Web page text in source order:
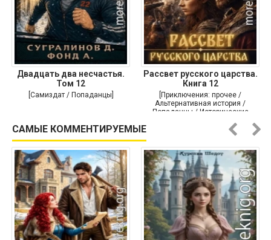
Двадцать два несчастья.
Том 12
[Самиздат / Попаданцы]
Рассвет русского царства.
Книга 12
[Приключения: прочее /
Альтернативная история /
Попаданцы / Исторические
САМЫЕ КОММЕНТИРУЕМЫЕ